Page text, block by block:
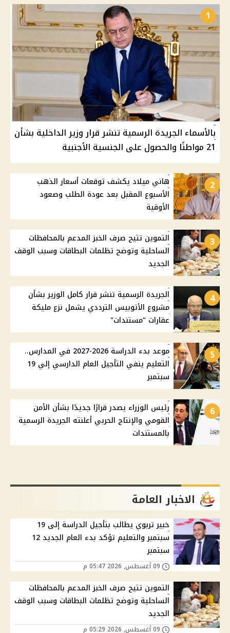
1
بالأسماء الجريدة الرسمية تنشر قرار وزير الداخلية بشأن
21 مواطنًا والحصول على الجنسية الأجنبية
2
هاني ميلاد يكشف توقعات أسعار الذهب
الأسبوع المقبل بعد عودة الطلب وصعود
الأوقية
3
التموين تتيح صرف الخبز المدعم بالمحافظات
الساحلية وتوضح تظلمات البطاقات وسبب الوقف
الجديد
4
الجريدة الرسمية تنشر قرار كامل الوزير بشأن
مشروع الأتوبيس الترددي يشمل نزع مليكة
عقارات "مستندات"
5
موعد بدء الدراسة 2026-2027 في المدارس..
التعليم ينفي التأجيل العام الدارسي إلي 19
سبتمبر
6
رئيس الوزراء يصدر قرارًا جديدًا بشأن الأمن
القومي والإنتاج الحربي أعلنته الجريدة الرسمية
بالمستندات
الاخبار العامة
خبير تربوي يطالب بتأجيل الدراسة إلى 19
سبتمبر والتعليم تؤكد بدء العام الجديد 12
سبتمبر
التموين تتيح صرف الخبز المدعم بالمحافظات
الساحلية وتوضح تظلمات البطاقات وسبب الوقف
الجديد